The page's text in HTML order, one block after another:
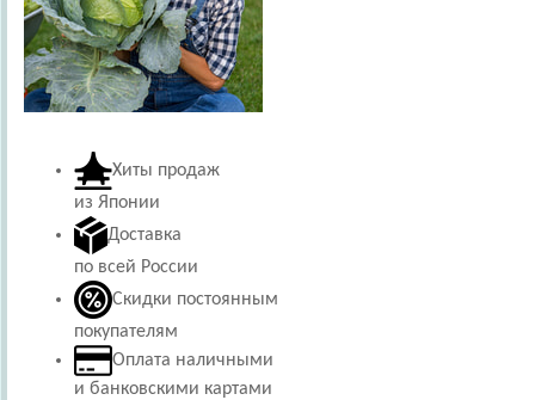
Хиты продаж
из Японии
Доставка
по всей России
Скидки постоянным
покупателям
Оплата наличными
и банковскими картами